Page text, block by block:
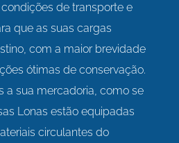
de transporte e
que as suas cargas
com a maior brevidade
ótimas de conservação.
a sua mercadoria, como se
Lonas estão equipadas
circulantes do